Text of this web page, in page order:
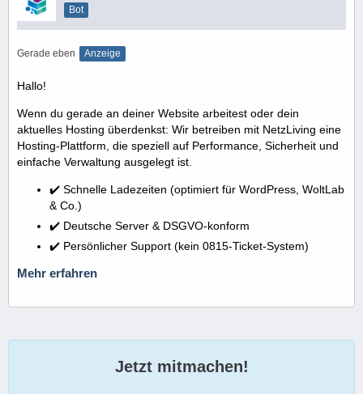
Bot
Gerade eben Anzeige
Hallo!
Wenn du gerade an deiner Website arbeitest oder dein
aktuelles Hosting überdenkst: Wir betreiben mit NetzLiving eine
Hosting-Plattform, die speziell auf Performance, Sicherheit und
einfache Verwaltung ausgelegt ist.
✔️ Schnelle Ladezeiten (optimiert für WordPress, WoltLab
& Co.)
✔️ Deutsche Server & DSGVO-konform
✔️ Persönlicher Support (kein 0815-Ticket-System)
Mehr erfahren
Jetzt mitmachen!